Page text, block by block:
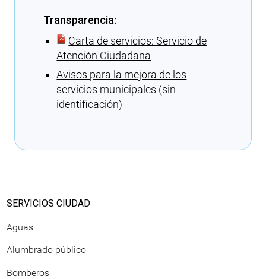
Transparencia:
Carta de servicios: Servicio de
Atención Ciudadana
Avisos para la mejora de los
servicios municipales (sin
identificación)
SERVICIOS CIUDAD
Aguas
Alumbrado público
Bomberos